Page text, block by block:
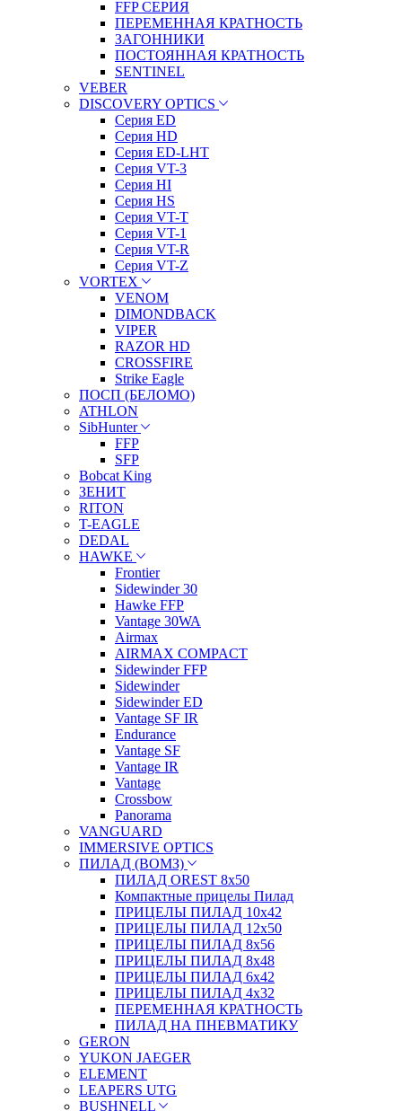
FFP СЕРИЯ
ПЕРЕМЕННАЯ КРАТНОСТЬ
ЗАГОННИКИ
ПОСТОЯННАЯ КРАТНОСТЬ
SENTINEL
VEBER
DISCOVERY OPTICS
Серия ED
Серия HD
Серия ED-LHT
Серия VT-3
Серия HI
Серия HS
Серия VT-T
Серия VT-1
Серия VT-R
Серия VT-Z
VORTEX
VENOM
DIMONDBACK
VIPER
RAZOR HD
CROSSFIRE
Strike Eagle
ПОСП (БЕЛОМО)
ATHLON
SibHunter
FFP
SFP
Bobcat King
ЗЕНИТ
RITON
T-EAGLE
DEDAL
HAWKE
Frontier
Sidewinder 30
Hawke FFP
Vantage 30WA
Airmax
AIRMAX COMPACT
Sidewinder FFP
Sidewinder
Sidewinder ED
Vantage SF IR
Endurance
Vantage SF
Vantage IR
Vantage
Crossbow
Panorama
VANGUARD
IMMERSIVE OPTICS
ПИЛАД (ВОМЗ)
ПИЛАД OREST 8х50
Компактные прицелы Пилад
ПРИЦЕЛЫ ПИЛАД 10х42
ПРИЦЕЛЫ ПИЛАД 12х50
ПРИЦЕЛЫ ПИЛАД 8х56
ПРИЦЕЛЫ ПИЛАД 8х48
ПРИЦЕЛЫ ПИЛАД 6х42
ПРИЦЕЛЫ ПИЛАД 4х32
ПЕРЕМЕННАЯ КРАТНОСТЬ
ПИЛАД НА ПНЕВМАТИКУ
GERON
YUKON JAEGER
ELEMENT
LEAPERS UTG
BUSHNELL